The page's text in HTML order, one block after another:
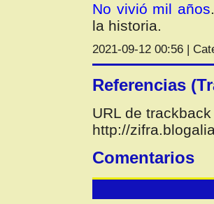
No vivió mil años
la historia.
2021-09-12 00:56 |
Referencias
URL de
http://
Comentarios